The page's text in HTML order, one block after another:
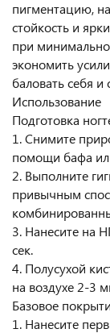
пигментацию,
стойкость и
при
экономить
баловать себя
Использование
Подготовка
1. Снимите
помощи бафа
2. Выполните
привычным
3. Нанесите на
сек.
4. Полусухой
на воздухе 2-3
Базовое
1. Нанесите